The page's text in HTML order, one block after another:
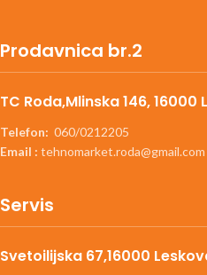
Prodavnica br.2
TC Roda,Mlinska 146, 16000
Telefon: 060/0212205
Email : tehnomarket.roda@gmail.com
Servis
Svetoilijska 67,16000